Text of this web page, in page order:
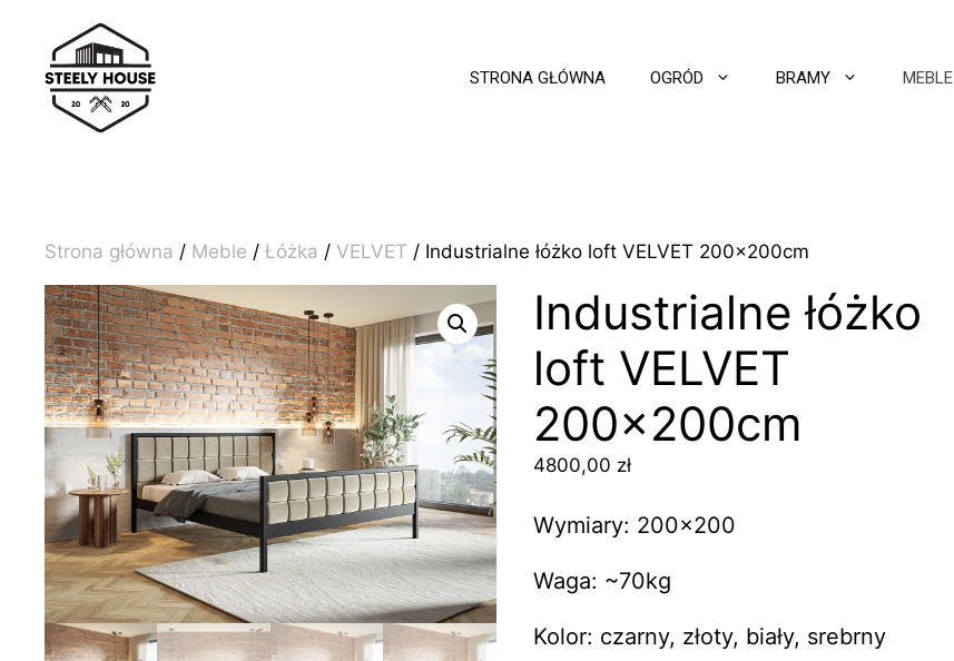
treści
STRONA GŁÓWNA OGRÓD BRAMY MEBLE
Strona główna / Meble / Łóżka / VELVET / Industrialne łóżko loft VELVET 200x200cm
Industrialne łóżko
loft VELVET
200x200cm
4800,00 zł
Wymiary: 200×200
Waga: ~70kg
Kolor: czarny, złoty, biały, srebrny